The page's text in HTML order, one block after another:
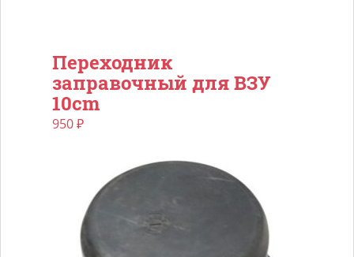
Переходник
заправочный для ВЗУ
10cm
950₽